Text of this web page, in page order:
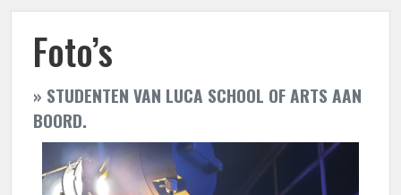
Foto’s
» STUDENTEN VAN LUCA SCHOOL OF ARTS AAN
BOORD.